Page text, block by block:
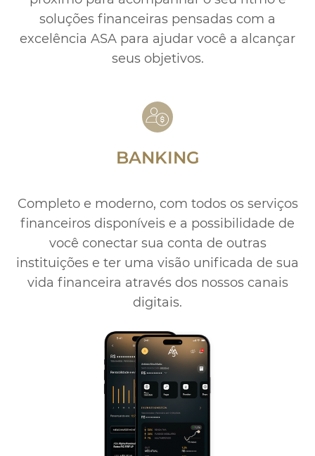
Atendimento
Ajuda e suporte
soluções financeiras pensadas com a
excelência ASA para ajudar você a alcançar
seus objetivos.
BANKING
Completo e moderno, com todos os serviços
financeiros disponíveis e a possibilidade de
você conectarsua conta de outras
instituições e ter uma visão unificada de sua
vida financeira através dos nossos canais
digitais.